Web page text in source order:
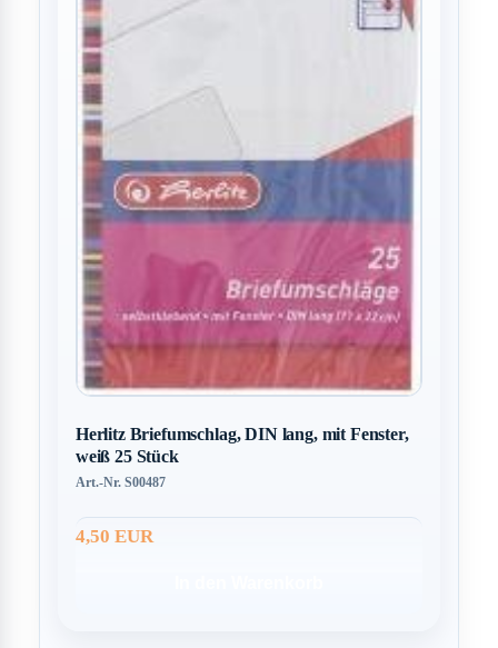
Herlitz Briefumschlag, DIN lang, mit Fenster,
weiß 25 Stück
Art.-Nr. S00487
4,50 EUR